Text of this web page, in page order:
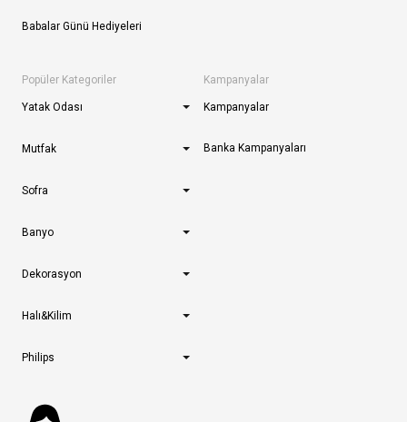
Babalar Günü Hediyeleri
Popüler Kategoriler
Yatak Odası
Mutfak
Sofra
Banyo
Dekorasyon
Halı&Kilim
Philips
Kampanyalar
Kampanyalar
Banka Kampanyaları